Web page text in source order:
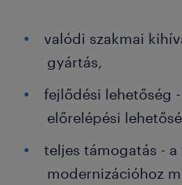
valódi szakmai
gyártás,
fejlődési lehetőség
előrelépési
teljes támogatás -
modernizációhoz